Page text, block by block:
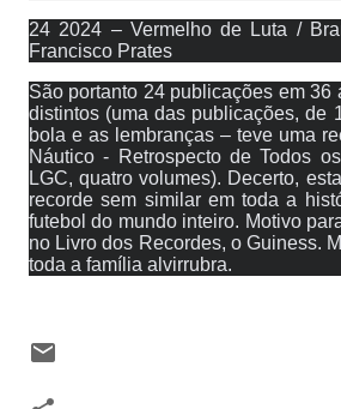
24 2024 – Vermelho de Luta /
Francisco Prates
São portanto 24 publicações em 36
distintos (uma das publicações, de
bola e as lembranças – teve uma
Náutico - Retrospecto de Todos
LGC, quatro volumes). Decerto,
recorde sem similar em toda a
futebol do mundo inteiro. Motivo
no Livro dos Recordes, o Guiness.
toda a família alvirrubra.